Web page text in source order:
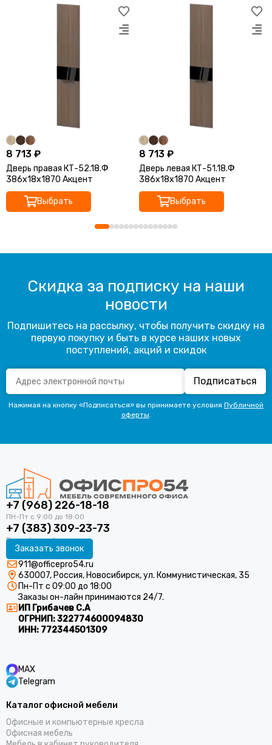
8 713 ₽
Дверь правая КТ-52.18.Ф
386x18x1870 Акцент
Выбрать
8 713 ₽
Дверь левая КТ-51.18.Ф
386x18x1870 Акцент
Выбрать
Скидка за подписку на наши
новости
Подпишитесь на рассылку, чтобы получить скидку на
первую покупку и быть в курсе наших новых
поступлений, акций и скидок
Подписаться
Нажимая на кнопку «Подписаться» вы принимаете условия Публичной
оферты.
+7 (968) 226-18-18
+7 (383) 309-23-73
Заказать звонок
911@officepro54.ru
630007, Россия, Новосибирск, ул. Коммунистическая, 35
Пн-Пт с 09:00 до 18:00
Заказы он-лайн принимаются 24/7.
ИП Грибачев С.А
ОГРНИП:322774600094830
ИНН: 772344501309
MAX
Telegram
Каталог офисной мебели
Офисные и компьютерные кресла
Офисная мебель